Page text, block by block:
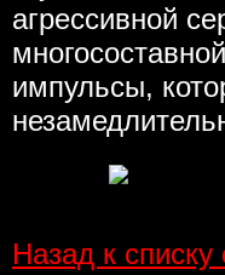
агрессивной
импульсы,
Назад к списку